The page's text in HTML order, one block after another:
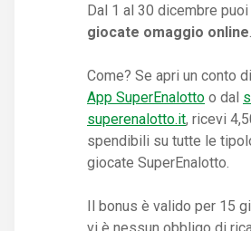
Dal 1 al 30 dicembre
giocate omaggio online.
Come? Se apri un conto
App SuperEnalotto o dal
superenalotto.it, ricevi
spendibili su tutte le
giocate SuperEnalotto.
Il bonus è valido per 15